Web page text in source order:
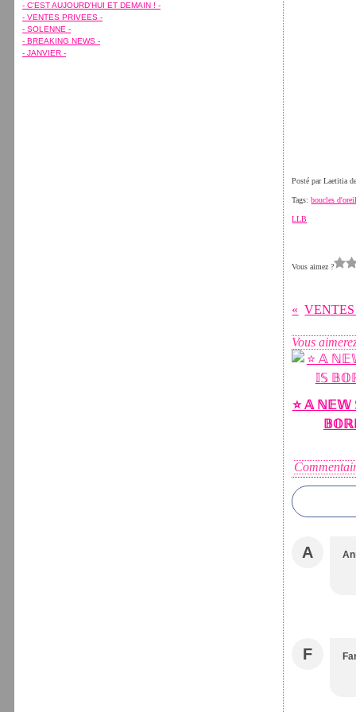
Février(7)
Janvier(10)
Février(11)
Janvier(8)
Avril (7)
Mars(7)
Février(8)
Janvier(7)
Avril (15)
Mars(5)
Janvier(1)
- C'EST AUJOURD'HUI ET DEMAIN ! -
- VENTES PRIVEES -
- SOLENNE -
- BREAKING NEWS -
- JANVIER -
Posté par Laetitia
Tags:boucles
LLB
Vous aimez ?
Vous
⭐️ 𝔸 ℕ𝔼𝕎
A
F